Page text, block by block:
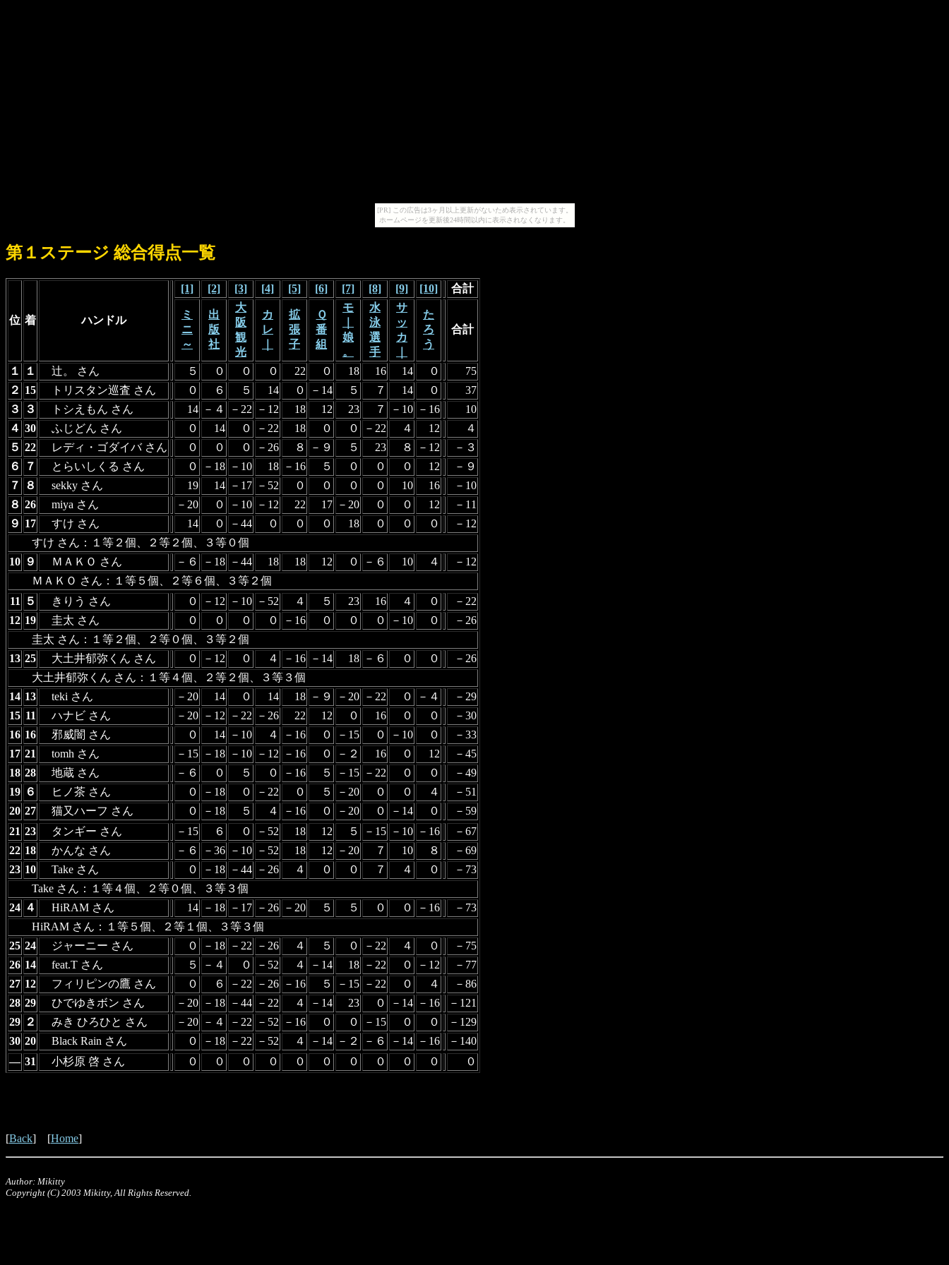
[PR] この広告は3ヶ月以上更新がないため表示されています。
ホームページを更新後24時間以内に表示されなくなります。
第１ステージ 総合得点一覧
位 着 ハンドル
[1] [2] [3] [4] [5] [6] [7] [8] [9] [10] 合計
ミ
ニ
～
出
版
社
大
阪
観
光
カ
レ
拡
張
子
Ｑ
番
組
モ
娘
。
水
泳
選
手
サ
ッ
カ
た
ろ
う
合計
１ １ 辻。 さん ５ ０ ０ ０ 22 ０ 18 16 14 ０
75
２ 15 トリスタン巡査 さん ０ ６ ５ 14 ０ －14 ５ ７ 14 ０
37
３
３ トシえもん さん 14 －４ －22 －12 18 12 23 ７ －10 －16
10
４ 30 ふじどん さん ０ 14 ０ －22 18 ０ ０ －22 ４ 12
４
５ 22 レディ・ゴダイバ さん ０ ０ ０ －26 ８ －９ ５ 23 ８ －12
－３
６
７ とらいしくる さん ０ －18 －10 18 －16 ５ ０ ０ ０ 12
－９
７
８ sekky さん 19 14 －17 －52 ０ ０ ０ ０ 10 16
－10
８ 26 miya さん －20 ０ －10 －12 22 17 －20 ０ ０ 12
－11
９ 17 すけ さん 14 ０ －44 ０ ０ ０ 18 ０ ０ ０
－12
すけ さん：１等２個、２等２個、３等０個
10 ９ ＭＡＫＯ さん －６ －18 －44 18 18 12 ０ －６ 10 ４
－12
ＭＡＫＯ さん：１等５個、２等６個、３等２個
11
５ きりう さん ０ －12 －10 －52 ４ ５ 23 16 ４ ０
－22
12 19 圭太 さん ０ ０ ０ ０ －16 ０ ０ ０ －10 ０
－26
圭太 さん：１等２個、２等０個、３等２個
13 25 大土井郁弥くん さん ０ －12 ０ ４ －16 －14 18 －６ ０ ０
－26
大土井郁弥くん さん：１等４個、２等２個、３等３個
14 13 teki さん －20 14 ０ 14 18 －９ －20 －22 ０ －４
－29
15 11 ハナビ さん －20 －12 －22 －26 22 12 ０ 16 ０ ０
－30
16 16 邪威闇 さん ０ 14 －10 ４ －16 ０ －15 ０ －10 ０
－33
17 21 tomh さん －15 －18 －10 －12 －16 ０ －２ 16 ０ 12
－45
18 28 地蔵 さん －６ ０ ５ ０ －16 ５ －15 －22 ０ ０
－49
19 ６ ヒノ茶 さん ０ －18 ０ －22 ０ ５ －20 ０ ０ ４
－51
20 27 猫又ハーフ さん ０ －18 ５ ４ －16 ０ －20 ０ －14 ０
－59
21 23 タンギー さん －15 ６ ０ －52 18 12 ５ －15 －10 －16
－67
22 18 かんな さん －６ －36 －10 －52 18 12 －20 ７ 10 ８
－69
23 10 Take さん ０ －18 －44 －26 ４ ０ ０ ７ ４ ０
－73
Take さん：１等４個、２等０個、３等３個
24 ４ HiRAM さん 14 －18 －17 －26 －20 ５ ５ ０ ０ －16
－73
HiRAM さん：１等５個、２等１個、３等３個
25 24 ジャーニー さん ０ －18 －22 －26 ４ ５ ０ －22 ４ ０
－75
26 14 feat.T さん ５ －４ ０ －52 ４ －14 18 －22 ０ －12
－77
27 12 フィリピンの鷹 さん ０ ６ －22 －26 －16 ５ －15 －22 ０ ４
－86
28 29 ひでゆきボン さん －20 －18 －44 －22 ４ －14 23 ０ －14 －16
－121
29 ２ みき ひろひと さん －20 －４ －22 －52 －16 ０ ０ －15 ０ ０
－129
30 20 Black Rain さん ０ －18 －22 －52 ４ －14 －２ －６ －14 －16
－140
― 31 小杉原 啓 さん ０ ０ ０ ０ ０ ０ ０ ０ ０ ０ ０
[Back] [Home]
Author: Mikitty
Copyright (C) 2003 Mikitty, All Rights Reserved.